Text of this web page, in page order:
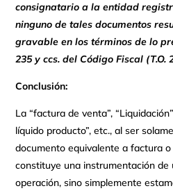
consignatario a la entidad
ninguno de tales documentos
gravable en los términos de lo
235 y ccs. del Código Fiscal (T.O.
Conclusión:
La “factura de venta”,
líquido producto”, etc., al ser
documento equivalente a factura
constituye una instrumentación de
operación, sino simplemente